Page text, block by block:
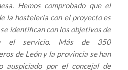
Hemos comprobado que el
la hostelería con el proyecto es
identifican con los objetivos de
el servicio. Más de 350
de León y la provincia se han
auspiciado por el concejal de